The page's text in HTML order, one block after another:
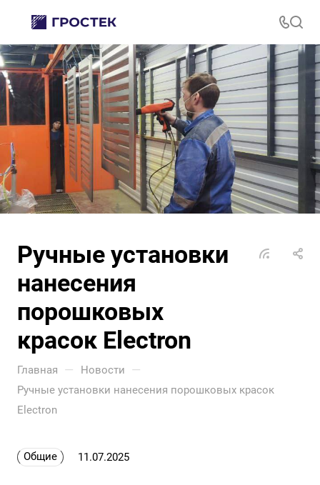
Ручные установки
нанесения
порошковых
красок Electron
Главная — Новости —
Ручные установки нанесения порошковых красок
Electron
Общие 11.07.2025